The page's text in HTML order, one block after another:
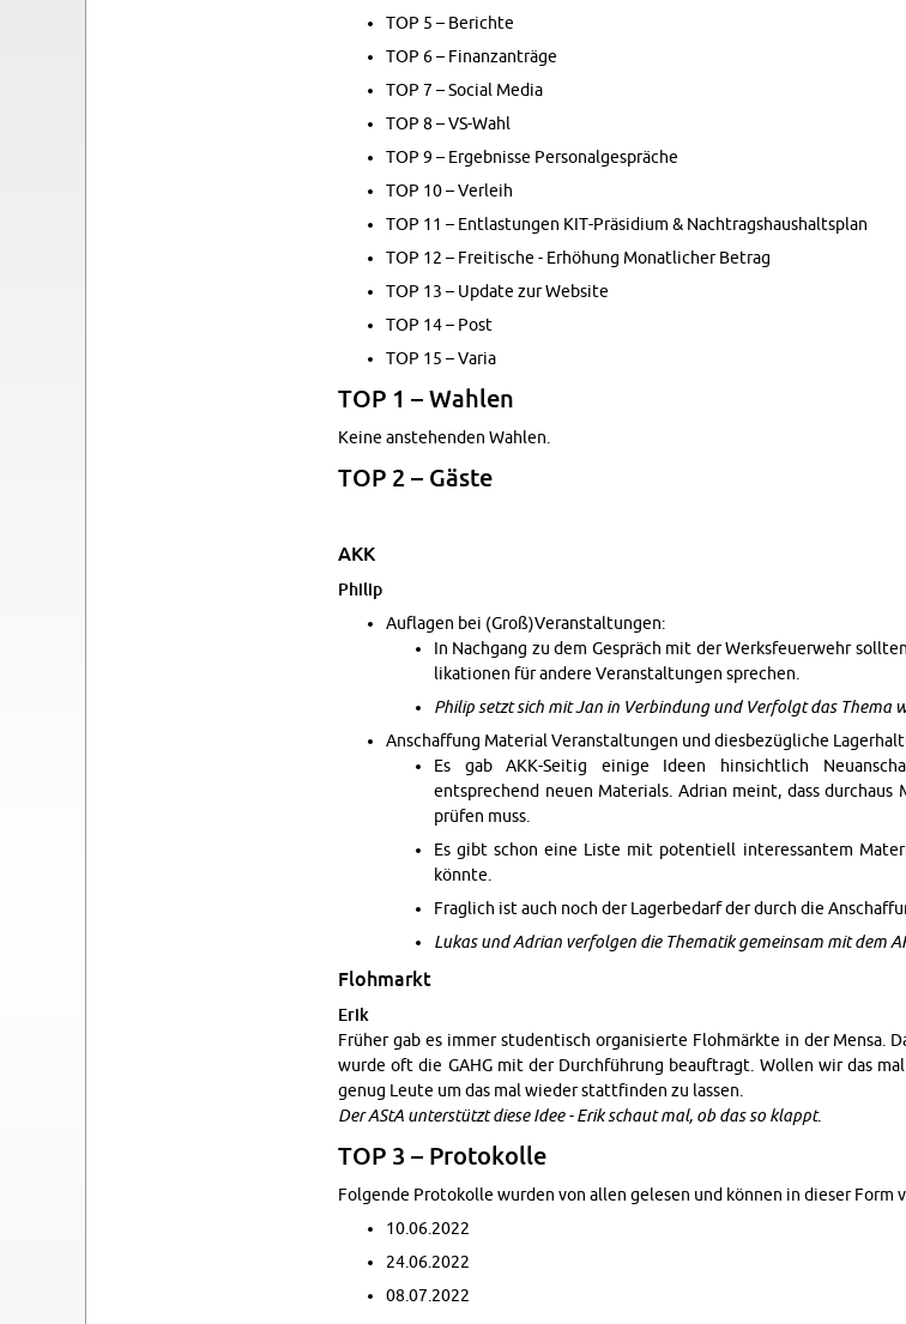
TOP 5 – Berichte
TOP 6 – Fi­nan­zanträge
TOP 7 – So­cial Media
TOP 8 – VS-Wahl
TOP 9 – Ergeb­nisse Per­son­alge­spräche
TOP 10 – Ver­leih
TOP 11 – Ent­las­tun­gen KIT-Präsid­ium & Nach­tragshaushalt­s­plan
TOP 12 – Fre­itis­che - Erhöhung Monatlicher Be­trag
TOP 13 – Up­date zur Web­site
TOP 14 – Post
TOP 15 – Varia
TOP 1 – Wahlen
Keine anste­hen­den Wahlen.
TOP 2 – Gäste
AKK
Philip
Au­fla­gen bei (Groß)Ve­r­anstal­tun­gen:
In Nach­gang zu dem Gespräch mit der Werks­feuer­wehr
lika­tio­nen für an­dere Ve­r­anstal­tun­gen sprechen.
Philip setzt sich mit Jan in Verbindung und Ver­folgt das Thema
An­schaf­fung Ma­te­r­ial Ve­r­anstal­tun­gen und dies­bezügliche
Es gab AKK-Seitig einige Ideen hin­sichtlich
entsprechend neuen Ma­te­ri­als. Adrian meint, dass
prüfen muss.
Es gibt schon eine Liste mit po­ten­tiell in­ter­es­san­tem
könnte.
Fraglich ist auch noch der Lagerbe­darf der durch die
Lukas und Adrian ver­fol­gen die The­matik gemein­sam mit dem
Flohmarkt
Erik
Früher gab es immer stu­den­tisch or­gan­isierte Flohmärkte in der Mensa.
wurde oft die GAHG mit der Durchführung beauf­tragt. Wollen wir das
genug Leute um das mal wieder stat­tfinden zu lassen.
Der AStA un­terstützt diese Idee - Erik schaut mal, ob das so klappt.
TOP 3 – Pro­tokolle
Fol­gende Pro­tokolle wur­den von allen gele­sen und können in dieser
10.06.2022
24.06.2022
08.07.2022